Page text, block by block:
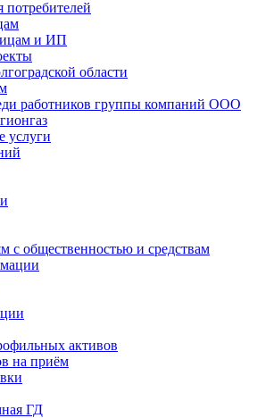
и ИП
области
работников группы компаний ООО
услуги
с общественностью и средствам
активов
на приём
ГД